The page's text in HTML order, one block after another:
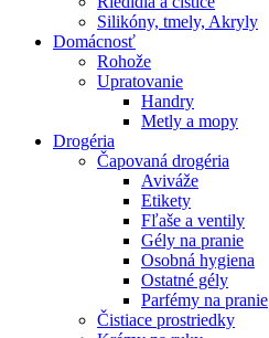
Silikóny, tmely, Akryly
Domácnosť
Rohože
Upratovanie
Handry
Metly a mopy
Drogéria
Čapovaná drogéria
Aviváže
Etikety
Fľaše a ventily
Gély na pranie
Osobná hygiena
Ostatné gély
Parfémy na pranie
Čistiace prostriedky